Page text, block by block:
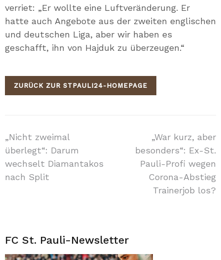
verriet: „Er wollte eine Luftveränderung. Er
hatte auch Angebote aus der zweiten englischen
und deutschen Liga, aber wir haben es
geschafft, ihn von Hajduk zu überzeugen.“
ZURÜCK ZUR STPAULI24-HOMEPAGE
Beitragsnavigation
„Nicht zweimal
überlegt“: Darum
wechselt Diamantakos
nach Split
„War kurz, aber
besonders“: Ex-St.
Pauli-Profi wegen
Corona-Abstieg
Trainerjob los?
FC St. Pauli-Newsletter